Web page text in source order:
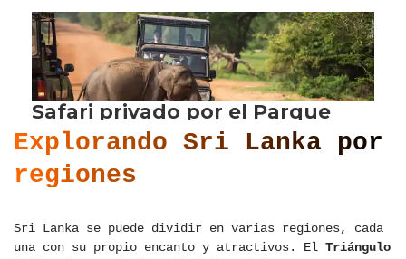
Explorando Sri Lanka por
regiones
Sri Lanka se puede dividir en varias regiones, cada
una con su propio encanto y atractivos. El Triángulo